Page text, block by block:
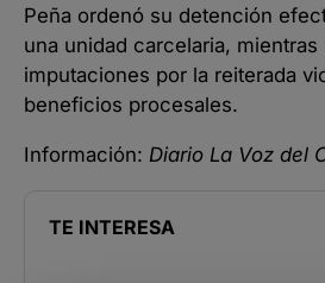
Peña ordenó su detención
una unidad carcelaria,
imputaciones por la reiterada
beneficios procesales.
Información: Diario La Voz del
TE INTERESA